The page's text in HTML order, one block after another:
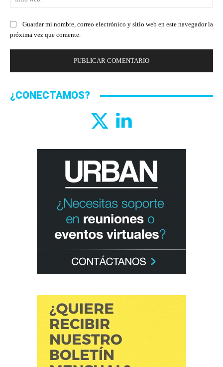
Guardar mi nombre, correo electrónico y sitio web en este navegador la
próxima vez que comente.
¿CONECTAMOS?